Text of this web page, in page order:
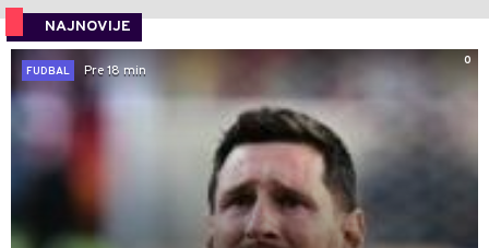
NAJNOVIJE
0
FUDBAL
Pre 18 min